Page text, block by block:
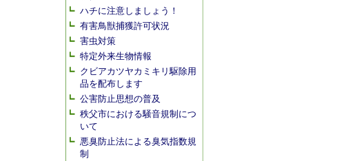
ハチに注意しましょう！
有害鳥獣捕獲許可状況
害虫対策
特定外来生物情報
クビアカツヤカミキリ駆除用
品を配布します
公害防止思想の普及
秩父市における騒音規制につ
いて
悪臭防止法による臭気指数規
制